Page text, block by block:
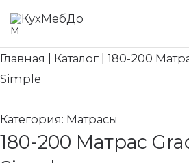
Перейти
содержимому
Главная Каталог
180-200
Simple
Категория: Матрасы
180-200 Матрас
Первоначальная
составляла
54
Search...